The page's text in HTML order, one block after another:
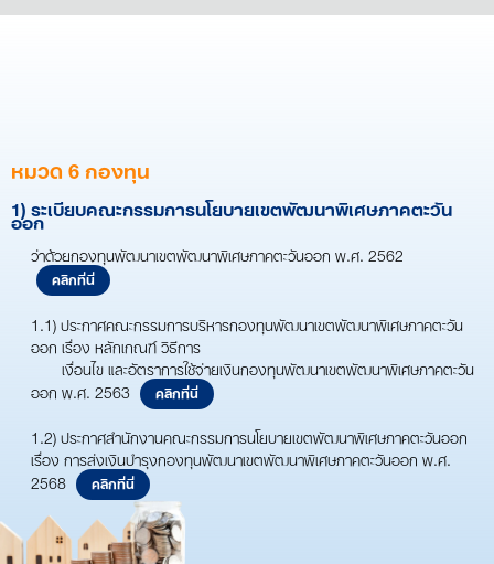
หมวด 6 กองทุน
1) ระเบียบคณะกรรมการนโยบายเขตพัฒนาพิเศษภาคตะวัน
ออก
ว่าด้วยกองทุนพัฒนาเขตพัฒนาพิเศษภาคตะวันออก พ.ศ. 2562
คลิกที่นี่
1.1) ประกาศคณะกรรมการบริหารกองทุนพัฒนาเขตพัฒนาพิเศษภาคตะวัน
ออก เรื่อง หลักเกณฑ์ วิธีการ
เงื่อนไข และอัตราการใช้จ่ายเงินกองทุนพัฒนาเขตพัฒนาพิเศษภาคตะวัน
ออก พ.ศ. 2563 คลิกที่นี่
1.2) ประกาศสำนักงานคณะกรรมการนโยบายเขตพัฒนาพิเศษภาคตะวันออก
เรื่อง การส่งเงินบำรุงกองทุนพัฒนาเขตพัฒนาพิเศษภาคตะวันออก พ.ศ.
2568 คลิกที่นี่